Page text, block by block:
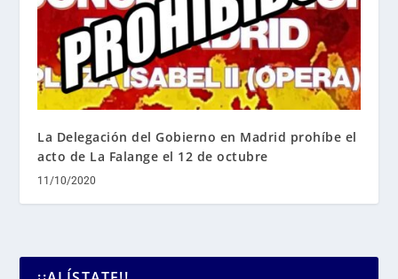
La Delegación del Gobierno en Madrid prohíbe el
acto de La Falange el 12 de octubre
11/10/2020